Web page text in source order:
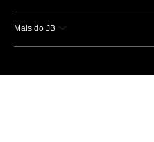
Mais do JB
Esportes